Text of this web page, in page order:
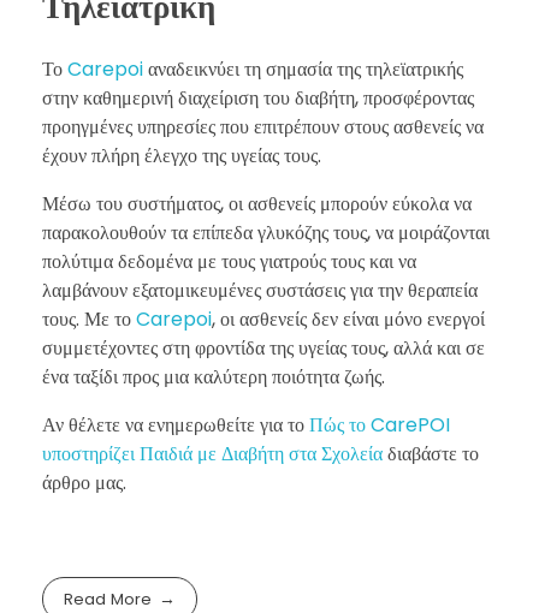
ΤοCarepoiαναδεικνύει τη σημασία της τηλεϊατρικής
στην καθημερινή διαχείριση του διαβήτη, προσφέροντας
προηγμένες υπηρεσίες που επιτρέπουν στους ασθενείς να
έχουν πλήρη έλεγχο της υγείας τους.
Μέσω του συστήματος, οι ασθενείς μπορούν εύκολα να
παρακολουθούν τα επίπεδα γλυκόζης τους, να μοιράζονται
πολύτιμα δεδομένα με τους γιατρούς τους και να
λαμβάνουν εξατομικευμένες συστάσεις για την θεραπεία
τους. Με τοCarepoi, οι ασθενείς δεν είναι μόνο ενεργοί
συμμετέχοντες στη φροντίδα της υγείας τους, αλλά και σε
ένα ταξίδι προς μια καλύτερη ποιότητα ζωής.
Αν θέλετε να ενημερωθείτε για τοΠώς το CarePOI
υποστηρίζει Παιδιά με Διαβήτη στα Σχολείαδιαβάστε το
άρθρο μας.
Read More